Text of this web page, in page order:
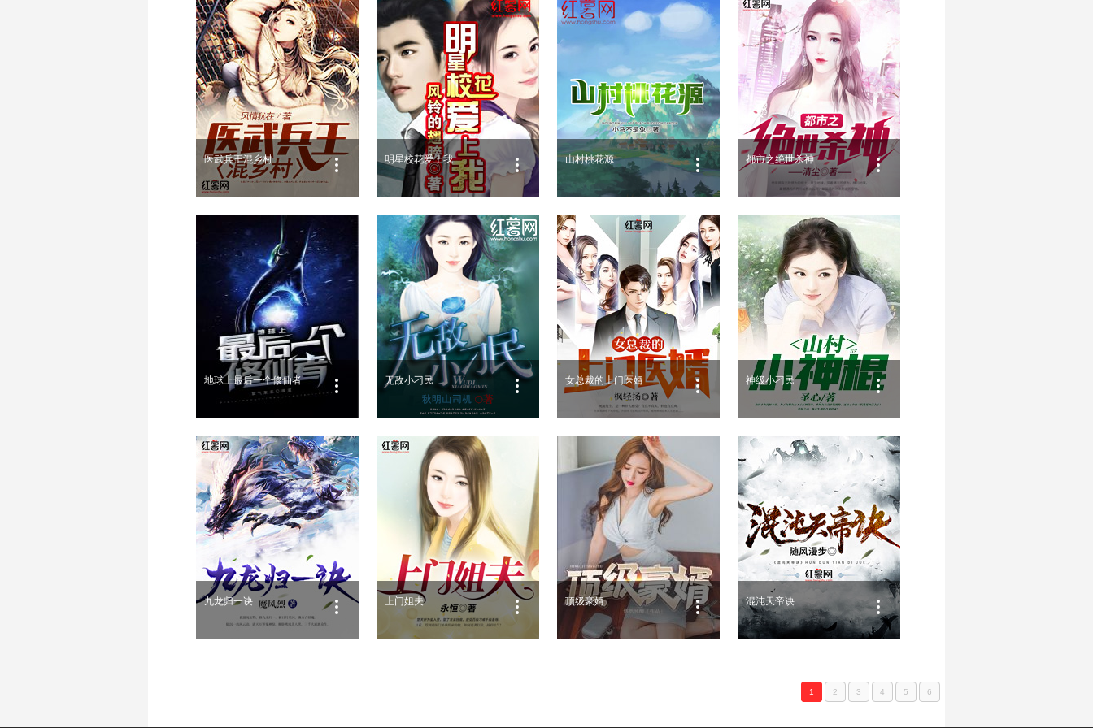
医武兵王混乡村 明星校花爱上我 山村桃花源 都市之绝世杀神
地球上最后一个修仙者 无敌小刁民 女总裁的上门医婿 神级小刁民
九龙归一诀 上门姐夫 顶级豪婿 混沌天帝诀
1 2 3 4 5 6